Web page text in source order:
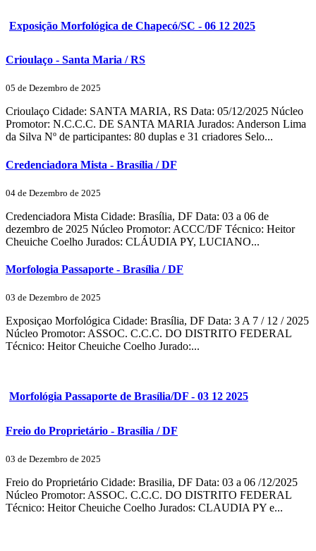
Exposição Morfológica de Chapecó/SC - 06 12 2025
Crioulaço - Santa Maria / RS
05 de Dezembro de 2025
Crioulaço Cidade: SANTA MARIA, RS Data: 05/12/2025 Núcleo
Promotor: N.C.C.C. DE SANTA MARIA Jurados: Anderson Lima
da Silva Nº de participantes: 80 duplas e 31 criadores Selo...
Credenciadora Mista - Brasília / DF
04 de Dezembro de 2025
Credenciadora Mista Cidade: Brasília, DF Data: 03 a 06 de
dezembro de 2025 Núcleo Promotor: ACCC/DF Técnico: Heitor
Cheuiche Coelho Jurados: CLÁUDIA PY, LUCIANO...
Morfologia Passaporte - Brasília / DF
03 de Dezembro de 2025
Exposiçao Morfológica Cidade: Brasília, DF Data: 3 A 7 / 12 / 2025
Núcleo Promotor: ASSOC. C.C.C. DO DISTRITO FEDERAL
Técnico: Heitor Cheuiche Coelho Jurado:...
Morfológia Passaporte de Brasília/DF - 03 12 2025
Freio do Proprietário - Brasília / DF
03 de Dezembro de 2025
Freio do Proprietário Cidade: Brasilia, DF Data: 03 a 06 /12/2025
Núcleo Promotor: ASSOC. C.C.C. DO DISTRITO FEDERAL
Técnico: Heitor Cheuiche Coelho Jurados: CLAUDIA PY e...